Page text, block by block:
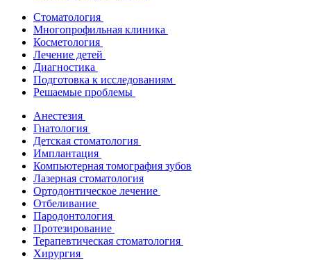
Стоматология
Многопрофильная клиника
Косметология
Лечение детей
Диагностика
Подготовка к исследованиям
Решаемые проблемы
Анестезия
Гнатология
Детская стоматология
Имплантация
Компьютерная томография зубов
Лазерная стоматология
Ортодонтическое лечение
Отбеливание
Пародонтология
Протезирование
Терапевтическая стоматология
Хирургия